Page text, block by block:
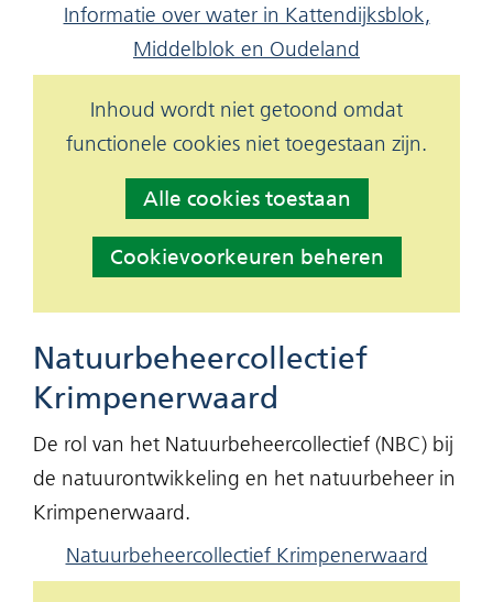
toegestaan
Informatie over water in Kattendijksblok,
Middelblok en Oudeland
Cookies
toestaan?
Inhoud wordt niet getoond omdat
functionele cookies niet toegestaan zijn.
kan
cookies
op
deze
website
worden
toegestaan
of
geweigerd.
Alle cookies toestaan
Cookievoorkeuren beheren
Natuurbeheercollectief
Krimpenerwaard
De rol van het Natuurbeheercollectief (NBC) bij
de natuurontwikkeling en het natuurbeheer in
Krimpenerwaard.
Natuurbeheercollectief Krimpenerwaard